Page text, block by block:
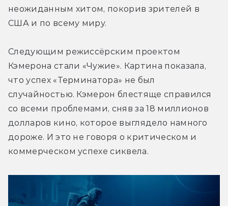
неожиданным хитом, покорив зрителей в
США и по всему миру.
Следующим режиссёрским проектом
Кэмерона стали «Чужие». Картина показала,
что успех «Терминатора» не был
случайностью. Кэмерон блестяще справился
со всеми проблемами, сняв за 18 миллионов
долларов кино, которое выглядело намного
дороже. И это не говоря о критическом и
коммерческом успехе сиквела.